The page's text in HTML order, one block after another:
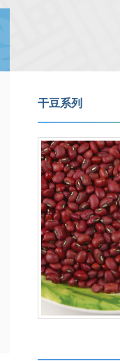
干豆系列